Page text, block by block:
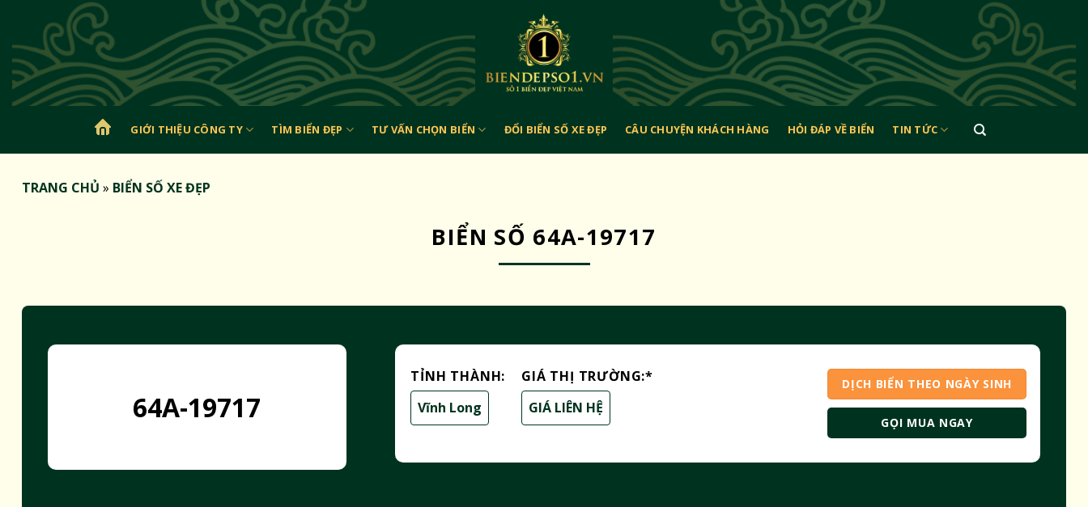
nội
dung
TRANGGIỚI THIỆU CÔNG TY TÌM BIỂN ĐẸP TƯ VẤN CHỌN BIỂN ĐỔI BIỂN SỐ XE ĐẸP CÂU CHUYỆN KHÁCH HÀNG HỎI ĐÁP VỀ BIỂN TIN TỨC
TRANG CHỦ » BIỂN SỐ XE ĐẸP
BIỂN SỐ 64A-19717
64A-19717
TỈNH THÀNH:
Vĩnh Long
GIÁ THỊ TRƯỜNG:*
GIÁ LIÊN HỆ
DỊCH BIỂN THEO NGÀY SINH
GỌI MUA NGAY